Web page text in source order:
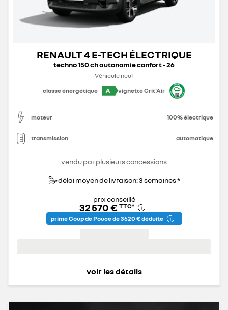
RENAULT 4 E-TECH ÉLECTRIQUE
techno 150 ch autonomie confort - 26
Véhicule neuf
classe énergétique
A vignette Crit'Air
moteur 100% électrique
transmission automatique
vendu par plusieurs concessions
délai moyen de livraison: 3 semaines *
prix conseillé
32 570 € TTC*
prime Coup de Pouce de 3 620 € déduite
voir les détails